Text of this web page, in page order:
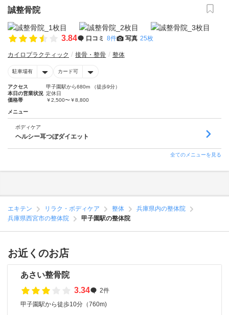
誠整骨院
3.84 口コミ 8件 写真 25枚
カイロプラクティック 接骨・整骨 整体
駐車場有 カード可
アクセス
甲子園駅から680m （徒歩9分）
本日の営業状況 定休日
価格帯
￥2,500〜￥8,800
メニュー
ボディケア
ヘルシー耳つぼダイエット
全てのメニューを見る
エキテン リラク・ボディケア 整体
兵庫県内の整体院
兵庫県西宮市の整体院
甲子園駅の整体院
お近くのお店
あさい整骨院
3.34
2件
甲子園駅から徒歩10分（760m)